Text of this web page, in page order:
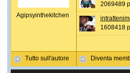
Agipsyinthekitchen
Tutto sull'autore
2069489
1608418
Diventa